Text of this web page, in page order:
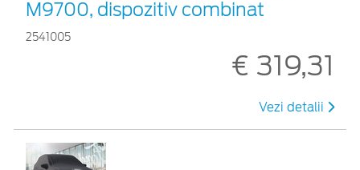
M9700, dispozitiv combinat
2541005
€ 319,31
Vezi detalii